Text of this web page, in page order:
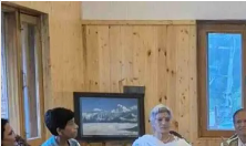
a
e
m
a